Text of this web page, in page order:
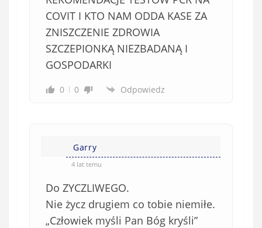
COVIT I KTO NAM ODDA KASE ZA
ZNISZCZENIE ZDROWIA
SZCZEPIONKĄ NIEZBADANĄ I
GOSPODARKI
0 0 Odpowiedz
Garry
4 lat temu
Do ZYCZLIWEGO.
Nie życz drugiem co tobie niemiłe.
„Człowiek myśli Pan Bóg kryśli”